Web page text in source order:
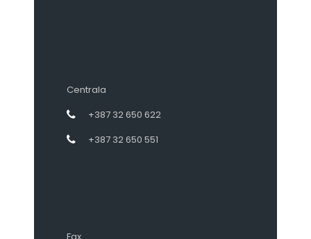
Centrala
+387 32 650 622
+387 32 650 551